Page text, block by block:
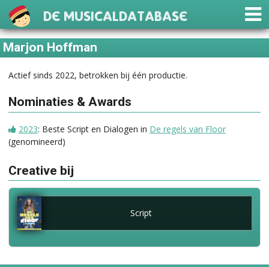
De Musicaldatabase
Marjon Hoffman
Actief sinds 2022, betrokken bij één productie.
Nominaties & Awards
2023: Beste Script en Dialogen in De regels van Floor
(genomineerd)
Creative bij
Script